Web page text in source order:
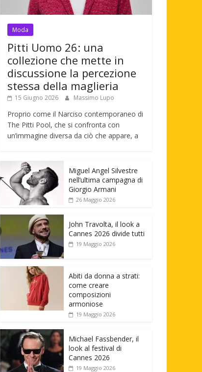
Moda
Pitti Uomo 26: una
collezione che mette in
discussione la percezione
stessa della maglieria
15 Giugno 2026 Massimo Lupo
Proprio come il Narciso contemporaneo di
The Pitti Pool, che si confronta con
un’immagine diversa da ciò che appare, a
Miguel Angel Silvestre
nell’ultima campagna di
Giorgio Armani
26 Maggio 2026
John Travolta, il look a
Cannes 2026 divide tutti
19 Maggio 2026
Abiti da donna a strati:
come creare
composizioni
armoniose
19 Maggio 2026
Michael Fassbender, il
look al festival di
Cannes 2026
19 Maggio 2026